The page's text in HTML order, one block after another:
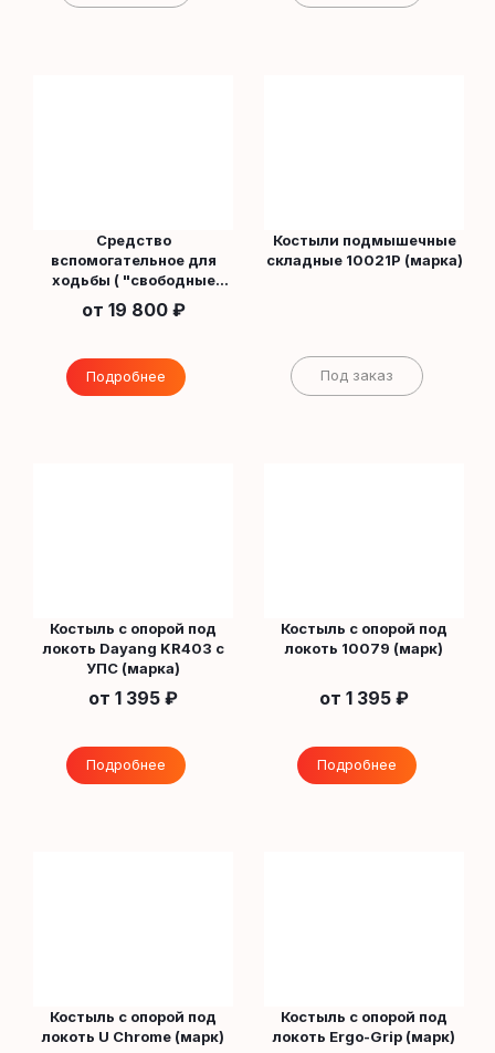
Средство
вспомогательное для
ходьбы ( "свободные
руки")
от 19 800 ₽
Подробнее
Костыли подмышечные
складные 10021Р (марка)
Под заказ
Костыль с опорой под
локоть Dayang KR403 с
УПС (марка)
от 1 395 ₽
Подробнее
Костыль с опорой под
локоть 10079 (марк)
от 1 395 ₽
Подробнее
Костыль с опорой под
локоть U Chrome (марк)
Костыль с опорой под
локоть Ergo-Grip (марк)